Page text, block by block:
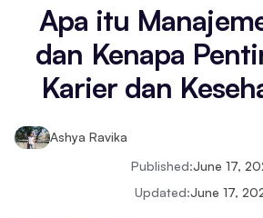
Apa itu
dan Kenapa
Karier dan
Ashya Ravika
Published:June 17,
Updated:June 17,